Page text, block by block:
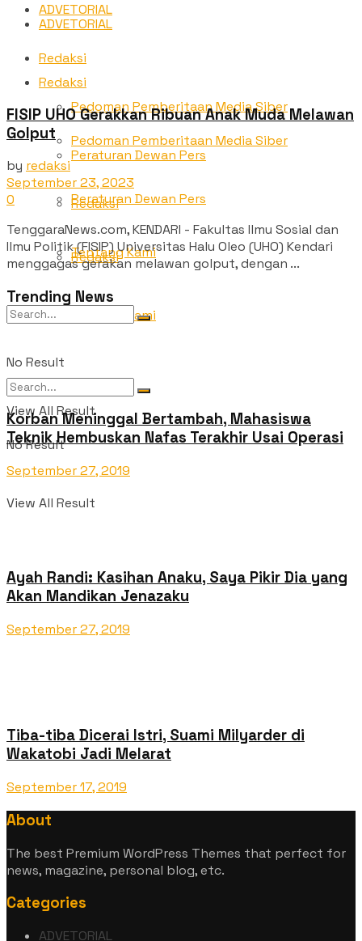
ADVETORIAL
Redaksi
Pedoman Pemberitaan Media Siber
Peraturan Dewan Pers
Redaksi
Tentang Kami
No Result
View All Result
ADVETORIAL
Redaksi
Pedoman Pemberitaan Media Siber
Peraturan Dewan Pers
Redaksi
Tentang Kami
No Result
View All Result
FISIP UHO Gerakkan Ribuan Anak Muda Melawan
Golput
by redaksi
September 23, 2023
0
TenggaraNews.com, KENDARI - Fakultas Ilmu Sosial dan
Ilmu Politik (FISIP) Universitas Halu Oleo (UHO) Kendari
menggagas gerakan melawan golput, dengan ...
Trending News
Korban Meninggal Bertambah, Mahasiswa
Teknik Hembuskan Nafas Terakhir Usai Operasi
September 27, 2019
Ayah Randi: Kasihan Anaku, Saya Pikir Dia yang
Akan Mandikan Jenazaku
September 27, 2019
Tiba-tiba Dicerai Istri, Suami Milyarder di
Wakatobi Jadi Melarat
September 17, 2019
About
The best Premium WordPress Themes that perfect for
news, magazine, personal blog, etc.
Categories
ADVETORIAL